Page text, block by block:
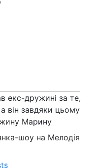
екс-дружині за те,
він завдяки цьому
Марину
шоу на Мелодія